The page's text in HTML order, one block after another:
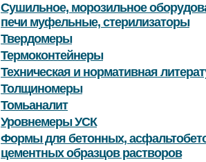
Сушильное, морозильное
печи муфельные, стерилизаторы
Твердомеры
Термоконтейнеры
Техническая и нормативная
Толщиномеры
Томьаналит
Уровнемеры УСК
Формы для бетонных,
цементных образцов растворов